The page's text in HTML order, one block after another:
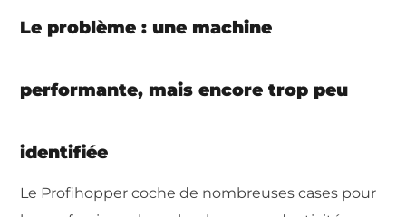
Le problème : une machine
performante, mais encore trop peu
identifiée
Le Profihopper coche de nombreuses cases pour